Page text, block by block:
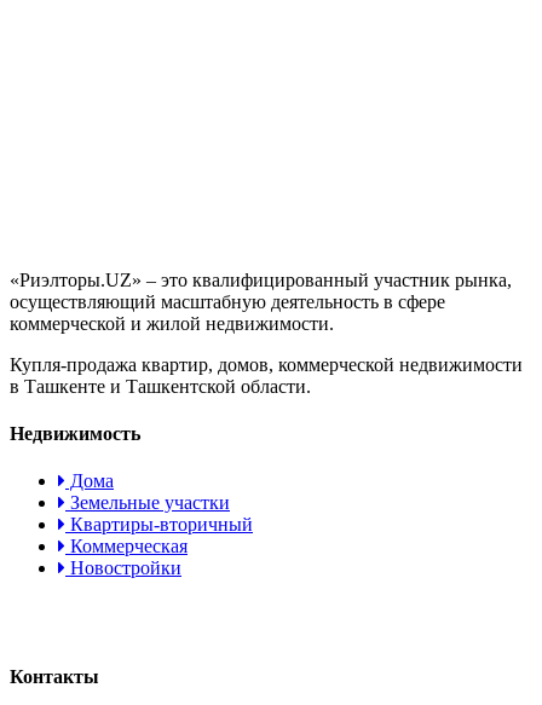
«Риэлторы.UZ» – это квалифицированный участник рынка,
осуществляющий масштабную деятельность в сфере
коммерческой и жилой недвижимости.
Купля-продажа квартир, домов, коммерческой недвижимости
в Ташкенте и Ташкентской области.
Недвижимость
Дома
Земельные участки
Квартиры-вторичный
Коммерческая
Новостройки
Контакты